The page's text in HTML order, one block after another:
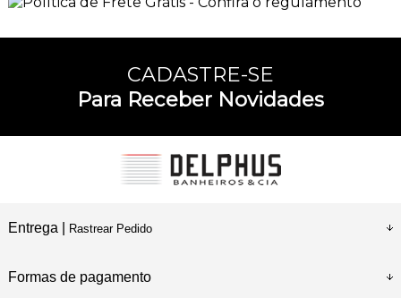
CADASTRE-SE
Para Receber Novidades
Entrega | Rastrear Pedido
Formas de pagamento